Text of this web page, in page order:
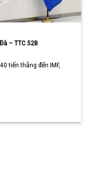
– TTC 52B
tiến thẳng đến IMF,